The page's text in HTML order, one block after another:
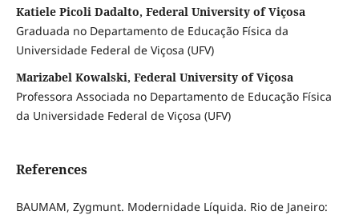
Katiele Picoli Dadalto, Federal University of Viçosa
Graduada no Departamento de Educação Física da
Universidade Federal de Viçosa (UFV)
Marizabel Kowalski, Federal University of Viçosa
Professora Associada no Departamento de Educação Física
da Universidade Federal de Viçosa (UFV)
References
BAUMAM, Zygmunt. Modernidade Líquida. Rio de Janeiro: